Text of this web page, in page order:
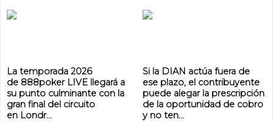
La temporada 2026
de 888poker LIVE llegará a
su punto culminante con la
gran final del circuito
en Londr...
Si la DIAN actúa fuera de
ese plazo, el contribuyente
puede alegar la prescripción
de la oportunidad de cobro
y no ten...